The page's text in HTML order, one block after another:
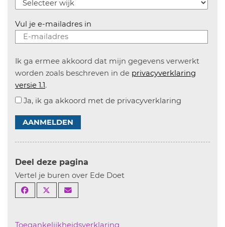
Vul je e-mailadres in
Ik ga ermee akkoord dat mijn gegevens verwerkt
worden zoals beschreven in de privacyverklaring
versie 1.1.
Ja, ik ga akkoord met de privacyverklaring
AANMELDEN
Deel deze pagina
Vertel je buren over Ede Doet
Toegankelijkheidsverklaring